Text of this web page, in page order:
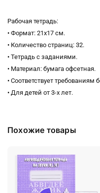
Рабочая тетрадь:
• Формат: 21х17 см.
• Количество страниц: 32.
• Тетрадь с заданиями.
• Материал: бумага офсетная.
• Соответствует требованиям
• Для детей от 3-х лет.
Похожие товары